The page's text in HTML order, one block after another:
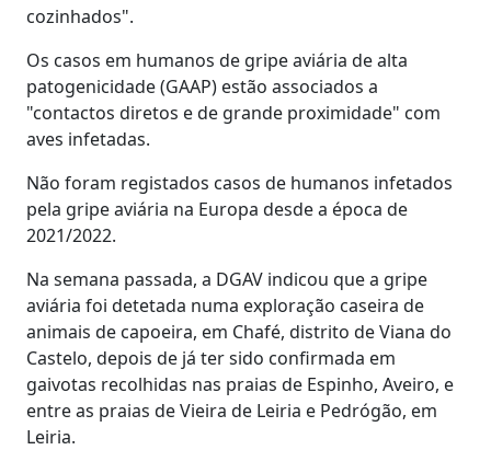
cozinhados".
Os casos em humanos de gripe aviária de alta
patogenicidade (GAAP) estão associados a
"contactos diretos e de grande proximidade" com
aves infetadas.
Não foram registados casos de humanos infetados
pela gripe aviária na Europa desde a época de
2021/2022.
Na semana passada, a DGAV indicou que a gripe
aviária foi detetada numa exploração caseira de
animais de capoeira, em Chafé, distrito de Viana do
Castelo, depois de já ter sido confirmada em
gaivotas recolhidas nas praias de Espinho, Aveiro, e
entre as praias de Vieira de Leiria e Pedrógão, em
Leiria.